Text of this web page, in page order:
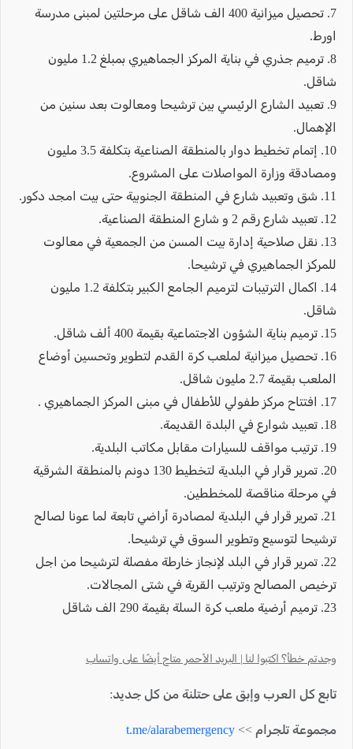
7. تحصيل ميزانية 400 الف شاقل على مرحلتين لمبنى مدرسة
اورط.
8. ترميم جذري في بناية المركز الجماهيري بمبلغ 1.2 مليون
شاقل.
9. تعبيد الشارع الرئيسي بين ترشيحا ومعالوت بعد سنين من
الإهمال.
10. إتمام تخطيط دوار بالمنطقة الصناعية بتكلفة 3.5 مليون
ومصادقة وزارة المواصلات على المشروع.
11. شق وتعبيد شارع في المنطقة الجنوبية حتى بيت امجد دكور.
12. تعبيد شارع رقم 2 و شارع المنطقة الصناعية.
13. نقل صلاحية إدارة بيت المسن من الجمعية في معالوت
للمركز الجماهيري في ترشيحا.
14. اكمال الترتيبات لترميم الجامع الكبير بتكلفة 1.2 مليون
شاقل.
15. ترميم بناية الشؤون الاجتماعية بقيمة 400 ألف شاقل.
16. تحصيل ميزانية لملعب كرة القدم لتطوير وتحسين أوضاع
الملعب بقيمة 2.7 مليون شاقل.
17. افتتاح مركز طفولي للأطفال في مبنى المركز الجماهيري .
18. تعبيد شوارع في البلدة القديمة.
19. ترتيب مواقف للسيارات مقابل مكاتب البلدية.
20. تمرير قرار في البلدية لتخطيط 130 دونم بالمنطقة الشرقية
في مرحلة مناقصة للمخططين.
21. تمرير قرار في البلدية لمصادرة أراضي تابعة لما عونا لصالح
ترشيحا لتوسيع وتطوير السوق في ترشيحا.
22. تمرير قرار في البلد لإنجاز خارطة مفصلة لترشيحا من اجل
ترخيص المصالح وترتيب القرية في شتى المجالات.
23. ترميم أرضية ملعب كرة السلة بقيمة 290 الف شاقل
وجدتم خطأ؟ اكتبوا لنا | البريد الأحمر متاح أيضًا على واتساب
تابع كل العرب وإبق على حتلنة من كل جديد:
مجموعة تلجرام >> t.me/alarabemergency